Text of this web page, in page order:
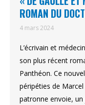
ROMAN DU
4 mars 2024
L’écrivain et
son plus récent
Panthéon. Ce
péripéties de
patronne envoie, un